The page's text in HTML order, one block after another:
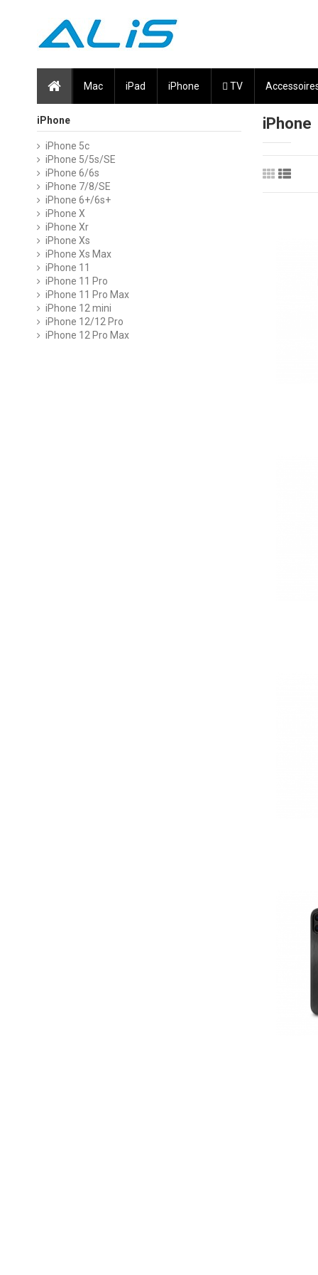
Mac iPad iPhone  TV
iPhone
iPhone
iPhone 5c
iPhone 5/5s/SE
iPhone 6/6s
iPhone 7/8/SE
iPhone 6+/6s+
iPhone X
iPhone Xr
iPhone Xs
iPhone Xs Max
iPhone 11
iPhone 11 Pro
iPhone 11 Pro Max
iPhone 12 mini
iPhone 12/12 Pro
iPhone 12 Pro Max